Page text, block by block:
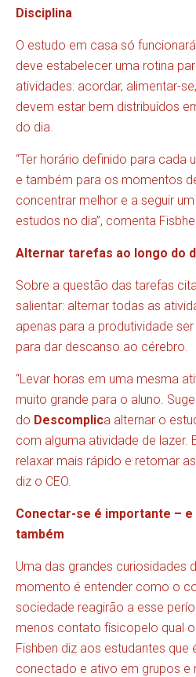
Disciplina
O estudo em casa só
deve estabelecer uma rotina
atividades: acordar, alimentar-
devem estar bem distribuídos
do dia.
“Ter horário definido para cada
e também para os momentos
concentrar melhor e a seguir
estudos no dia”, comenta
Alternar tarefas ao longo do
Sobre a questão das tarefas
salientar: alternar todas as
apenas para a produtividade
para dar descanso ao cérebro.
“Levar horas em uma mesma
muito grande para o aluno.
do Descomplica alternar o
com alguma atividade de lazer.
relaxar mais rápido e retomar
diz o CEO.
Conectar-se é importante –
também
Uma das grandes curiosidades
momento é entender como o
sociedade reagirão a esse
menos contato físicopelo qual
Fishben diz aos estudantes
conectado e ativo em grupos e